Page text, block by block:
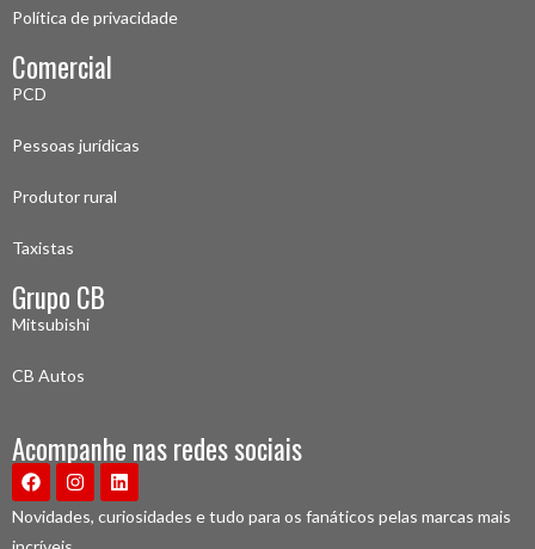
Política de privacidade
Comercial
PCD
Pessoas jurídicas
Produtor rural
Taxistas
Grupo CB
Mitsubishi
CB Autos
Acompanhe nas redes sociais
Novidades, curiosidades e tudo para os fanáticos pelas marcas mais